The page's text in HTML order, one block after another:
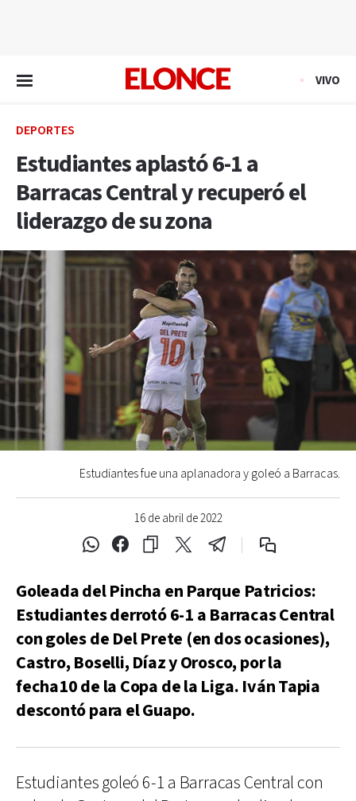
VIVO
DEPORTES
Estudiantes aplastó 6-1 a
Barracas Central y recuperó el
liderazgo de su zona
16 de abril de 2022
Estudiantes fue una aplanadora y goleó a Barracas.
Goleada del Pincha en Parque Patricios:
Estudiantes derrotó 6-1 a Barracas Central
con goles de Del Prete (en dos ocasiones),
Castro, Boselli, Díaz y Orosco, por la
fecha10 de la Copa de la Liga. Iván Tapia
descontó para el Guapo.
Estudiantes goleó 6-1 a Barracas Central con